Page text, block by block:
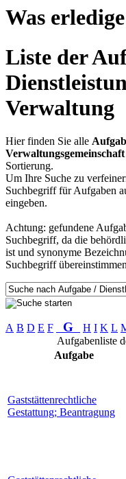
Was
Liste der
Verwaltung
Hier finden Sie alle
Sortierung.
Um Ihre Suche zu
Suchbegriff für Aufgaben
eingeben.
Achtung: gefundene
Suchbegriff, da die
ist und synonyme
Suchbegriff
A B D E F G H I K L
Aufgabenliste
Aufgabe
Gaststättenrechtliche
Gestattung; Beantragung